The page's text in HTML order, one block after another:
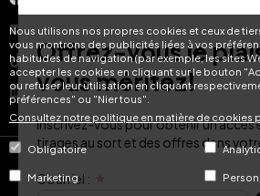
Nous utilisons nos propres cookies et ceux de
vous montrons des publicités liées à vos
habitudes de navigation (par exemple, les sites
accepter les cookies en cliquant sur le bouton
ou refuser leur utilisation en cliquant
préférences" ou "Nier tous".
Consultez notre politique en matière de cookies
Obligatoire
Marketing
YouTube
TikTok
LinkedIn
© Hotel Treats
Offrez-vous le
vous méritez!
Inscrivez-vous pour obtenir un accès
tirages au sort et des offres dans
Courriel :